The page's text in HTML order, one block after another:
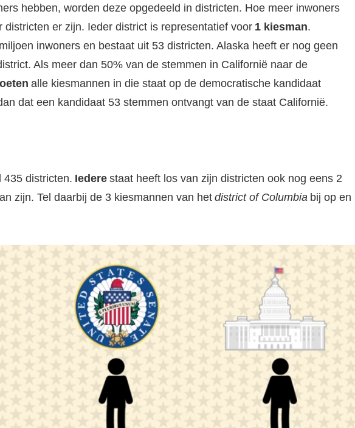
hebben, worden deze opgedeeld in districten. Hoe meer inwoners
districten er zijn. Ieder district is representatief voor 1 kiesman.
inwoners en bestaat uit 53 districten. Alaska heeft er nog geen
Als meer dan 50% van de stemmen in Californië naar de
alle kiesmannen in die staat op de democratische kandidaat
dat een kandidaat 53 stemmen ontvangt van de staat Californië.
435 districten. Iedere staat heeft los van zijn districten ook nog eens 2
zijn. Tel daarbij de 3 kiesmannen van het district of Columbia bij op en